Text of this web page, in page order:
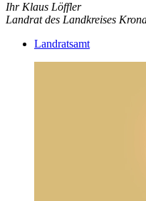
Ihr Klaus Löffler
Landrat des Landkreises
Landratsamt